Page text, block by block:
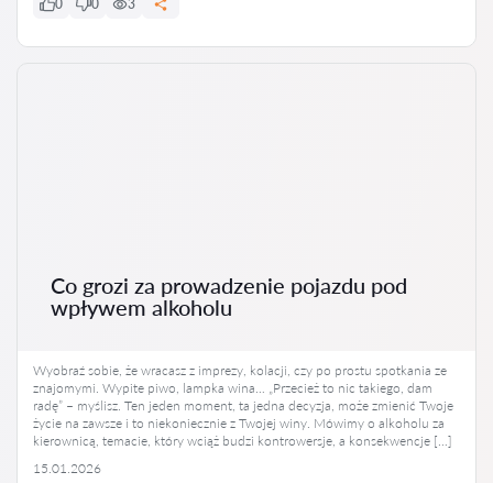
0 0 3
Co grozi za prowadzenie pojazdu pod
wpływem alkoholu
Wyobraź sobie, że wracasz z imprezy, kolacji, czy po prostu spotkania ze
znajomymi. Wypite piwo, lampka wina… „Przecież to nic takiego, dam
radę” – myślisz. Ten jeden moment, ta jedna decyzja, może zmienić Twoje
życie na zawsze i to niekoniecznie z Twojej winy. Mówimy o alkoholu za
kierownicą, temacie, który wciąż budzi kontrowersje, a konsekwencje […]
15.01.2026